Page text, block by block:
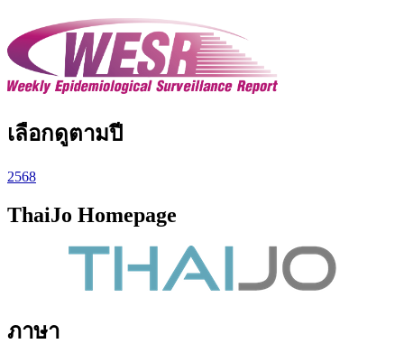
เลือกดูตามปี
2568
ThaiJo Homepage
ภาษา